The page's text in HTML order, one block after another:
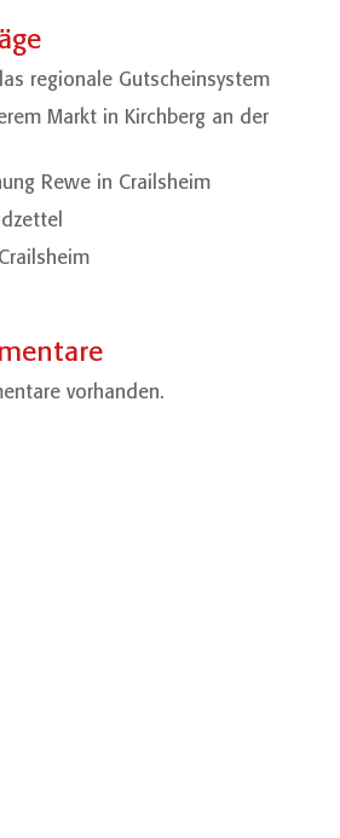
regionale Gutscheinsystem
Markt in Kirchberg an der
Rewe in Crailsheim
vorhanden.